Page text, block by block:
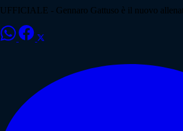
UFFICIALE - Gennaro Gattuso è il nuovo